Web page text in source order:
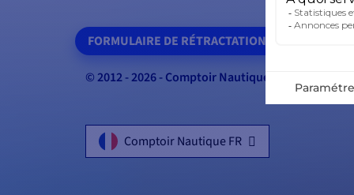
FORMULAIRE DE RÉTRACTATION
© 2012 - 2026 - Comptoir Nautique
Comptoir Nautique FR